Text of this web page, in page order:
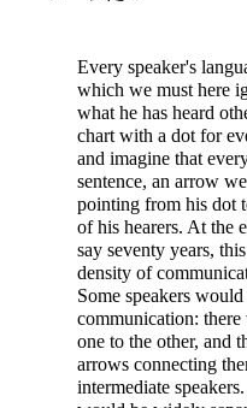
Every speaker's
which we must here
what he has heard
chart with a dot for
and imagine that
sentence, an arrow
pointing from his dot
of his hearers. At the
say seventy years,
density of
Some speakers
communication:
one to the other, and
arrows connecting
intermediate